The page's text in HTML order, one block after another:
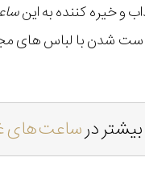
و خیره کننده به این
ست شدن با لباس های
درساعت های